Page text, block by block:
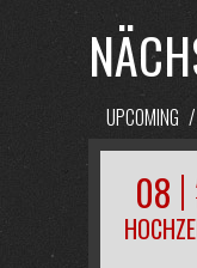
UPCOMING /
08